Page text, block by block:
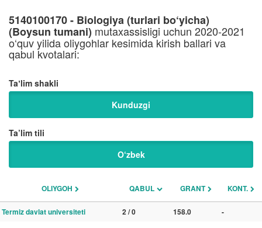
5140100170 - Biologiya (turlari bo‘yicha)
(Boysun tumani) mutaxassisligi uchun 2020-2021
o‘quv yilida oliygohlar kesimida kirish ballari va
qabul kvotalari:
Taʼlim shakli
Kunduzgi
Ta’lim tili
O‘zbek
OLIYGOH QABUL GRANT KONT.
Termiz davlat universiteti 2 / 0 158.0 -